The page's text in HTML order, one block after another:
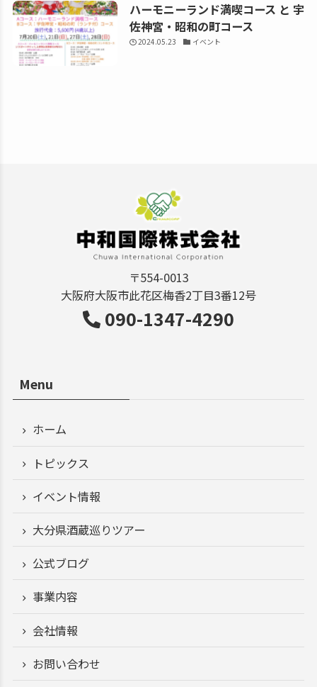
ハーモニーランド満喫コース と 宇
佐神宮・昭和の町コース
2024.05.23 イベント
〒554-0013
大阪府大阪市此花区梅香2丁目3番12号
090-1347-4290
Menu
ホーム
トピックス
イベント情報
大分県酒蔵巡りツアー
公式ブログ
事業内容
会社情報
お問い合わせ